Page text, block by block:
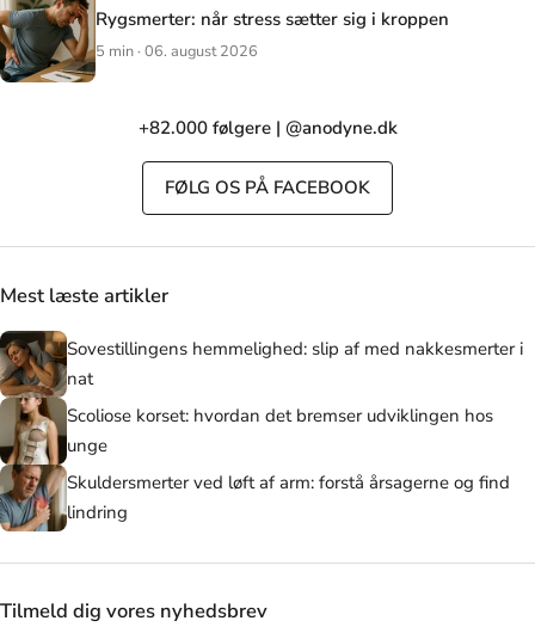
Rygsmerter: når stress sætter sig i kroppen
5 min · 06. august 2026
+82.000 følgere | @anodyne.dk
FØLG OS PÅ FACEBOOK
Mest læste artikler
Sovestillingens hemmelighed: slip af med nakkesmerter i
nat
Scoliose korset: hvordan det bremser udviklingen hos
unge
Skuldersmerter ved løft af arm: forstå årsagerne og find
lindring
Tilmeld dig vores nyhedsbrev